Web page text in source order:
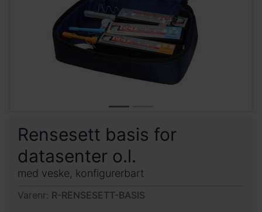
Rensesett basis for
datasenter o.l.
med veske, konfigurerbart
Varenr: R-RENSESETT-BASIS